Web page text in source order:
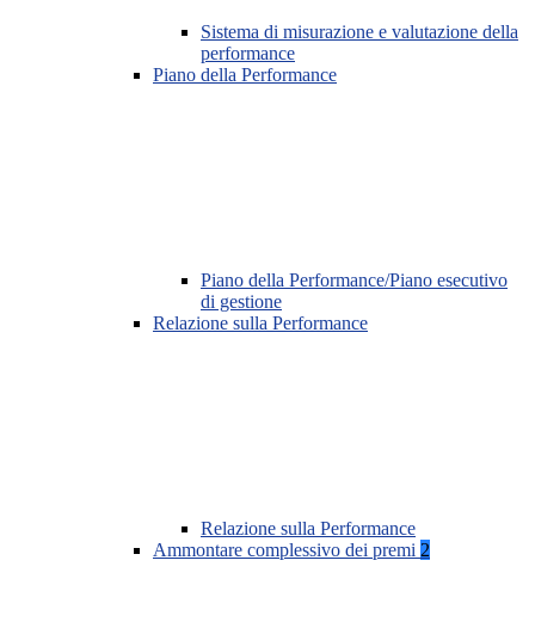
Sistema di misurazione e valutazione della
performance
Piano della Performance
Piano della Performance/Piano esecutivo
di gestione
Relazione sulla Performance
Relazione sulla Performance
Ammontare complessivo dei premi 2